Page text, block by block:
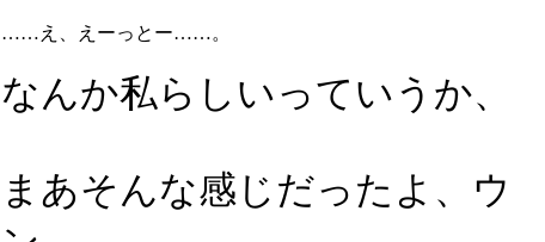
……え、えーっとー……。
なんか私らしいっていうか、
まあそんな感じだったよ、ウ